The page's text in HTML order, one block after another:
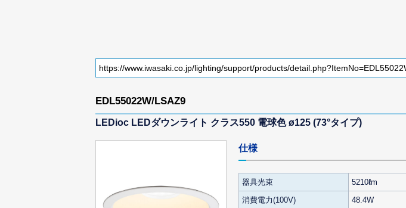
EDL55022W/LSAZ9
LEDioc LEDダウンライト クラス550 電球色 ø125 (73°タイプ)
仕様
器具光束
5210ℓm
消費電力(100V)
48.4W